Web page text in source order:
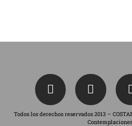
Todos los derechos reservados 2013 –
Contemplaciones.